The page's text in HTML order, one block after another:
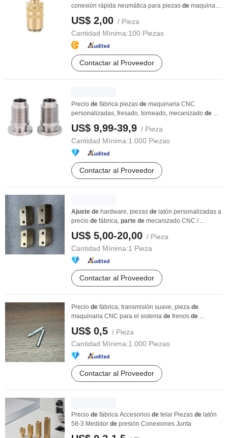
conexión rápida neumática para piezas de maquinaria
US$ 2,00 / Pieza
Cantidad Mínima:100 Piezas
Contactar al Proveedor
Precio de fábrica piezas de maquinaria CNC
personalizadas, fresado, torneado, mecanizado de ...
US$ 9,99-39,9 / Pieza
Cantidad Mínima:1.000 Piezas
Contactar al Proveedor
Ajuste de hardware, piezas de latón personalizadas a
precio de fábrica, parte de mecanizado CNC / ...
US$ 5,00-20,00 / Pieza
Cantidad Mínima:1 Pieza
Contactar al Proveedor
Precio de fábrica, transmisión suave, pieza de
maquinaria CNC para el sistema de frenos de ...
US$ 0,5 / Pieza
Cantidad Mínima:1.000 Piezas
Contactar al Proveedor
Precio de fábrica Accesorios de telar Piezas de latón
58-3 Medidor de presión Conexiones Junta